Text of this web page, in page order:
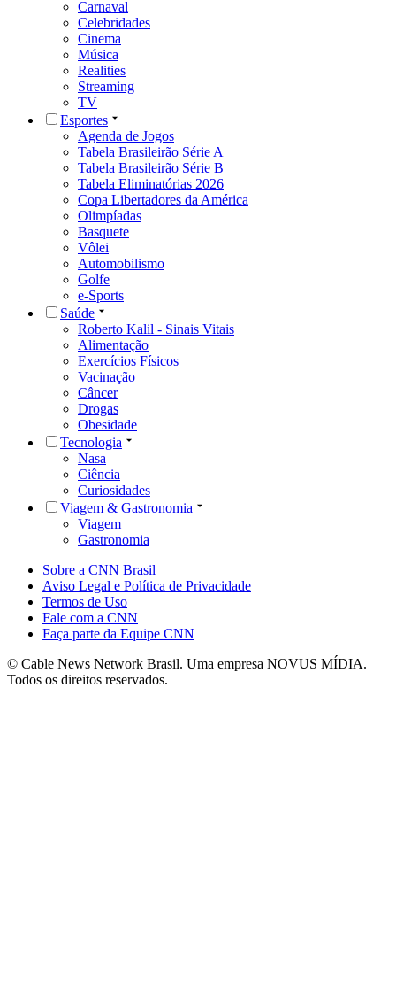
Carnaval
Celebridades
Cinema
Música
Realities
Streaming
TV
Esportes
Agenda de Jogos
Tabela Brasileirão Série A
Tabela Brasileirão Série B
Tabela Eliminatórias 2026
Copa Libertadores da América
Olimpíadas
Basquete
Vôlei
Automobilismo
Golfe
e-Sports
Saúde
Roberto Kalil - Sinais Vitais
Alimentação
Exercícios Físicos
Vacinação
Câncer
Drogas
Obesidade
Tecnologia
Nasa
Ciência
Curiosidades
Viagem & Gastronomia
Viagem
Gastronomia
Sobre a CNN Brasil
Aviso Legal e Política de Privacidade
Termos de Uso
Fale com a CNN
Faça parte da Equipe CNN
© Cable News Network Brasil. Uma empresa NOVUS MÍDIA.
Todos os direitos reservados.